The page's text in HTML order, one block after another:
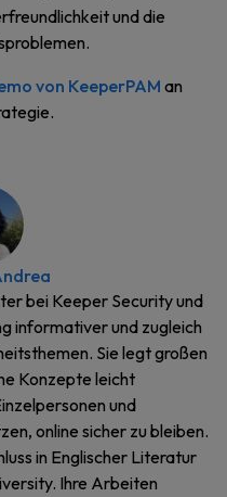
und die
von KeeperPAM an
bei Keeper Security und
informativer und zugleich
Sie legt großen
Konzepte leicht
und
online sicher zu bleiben.
in Englischer Literatur
Ihre Arbeiten